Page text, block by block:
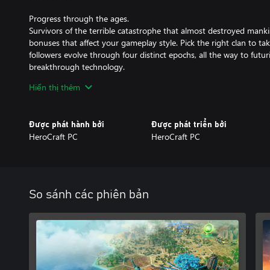
Progress through the ages.
Survivors of the terrible catastrophe that almost destroyed
bonuses that affect your gameplay style. Pick the right clan to
followers evolve through four distinct epochs, all the way to
breakthrough technology.
Engage in tactical combat.
and matching different parts, as well as smartly using destructible
against wild beasts that have evolved to survive in these
automatons that roam the lands.
Hiển thị thêm
Được phát hành bởi
HeroCraft PC
Được phát triển bởi
HeroCraft PC
So sánh các phiên bản